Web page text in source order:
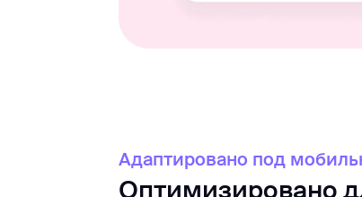
Оптимизировано
Адаптировано под